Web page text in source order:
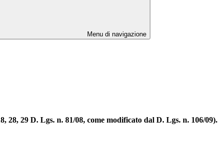
Menu di navigazione
29 D. Lgs. n. 81/08, come modificato dal D. Lgs. n. 106/09).